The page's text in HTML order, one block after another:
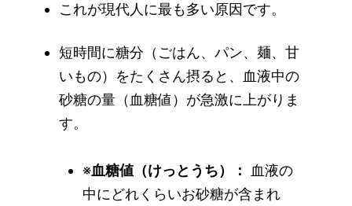
これが現代人に最も多い原因です。
短時間に糖分（ごはん、パン、麺、甘
いもの）をたくさん摂ると、血液中の
砂糖の量（血糖値）が急激に上がりま
す。
※血糖値（けっとうち）：
血液の
中にどれくらいお砂糖が含まれ